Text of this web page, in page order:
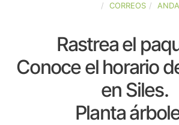
CORREOS
Rastrea el
Conoce el horario
en Siles.
Planta